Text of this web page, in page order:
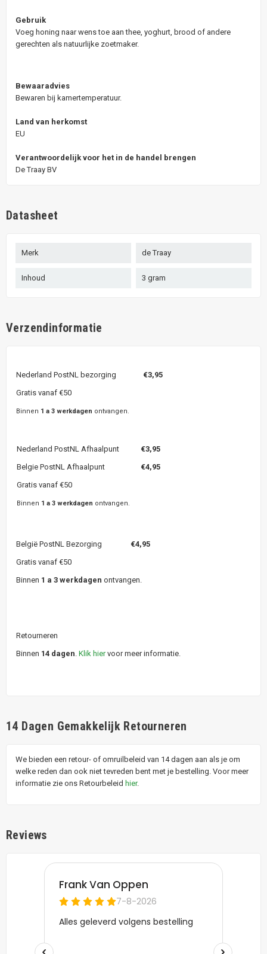
Gebruik
Voeg honing naar wens toe aan thee, yoghurt, brood of andere
gerechten als natuurlijke zoetmaker.
Bewaaradvies
Bewaren bij kamertemperatuur.
Land van herkomst
EU
Verantwoordelijk voor het in de handel brengen
De Traay BV
Datasheet
Merk de Traay
Inhoud 3 gram
Verzendinformatie
Nederland PostNL bezorging €3,95
Gratis vanaf €50
Binnen 1 a 3 werkdagen ontvangen.
Nederland PostNL Afhaalpunt €3,95
Belgie PostNL Afhaalpunt
€4,95
Gratis vanaf €50
Binnen 1 a 3 werkdagen ontvangen.
België PostNL Bezorging €4,95
Gratis vanaf €50
Binnen 1 a 3 werkdagen ontvangen.
Retourneren
Binnen 14 dagen Klik hiervoor meer informatie.
14 Dagen Gemakkelijk Retourneren
We bieden een retour- of omruilbeleid van 14 dagen aan als je om
welke reden dan ook niet tevreden bent met je bestelling. Voor meer
informatie zie ons Retourbeleid hier.
Reviews